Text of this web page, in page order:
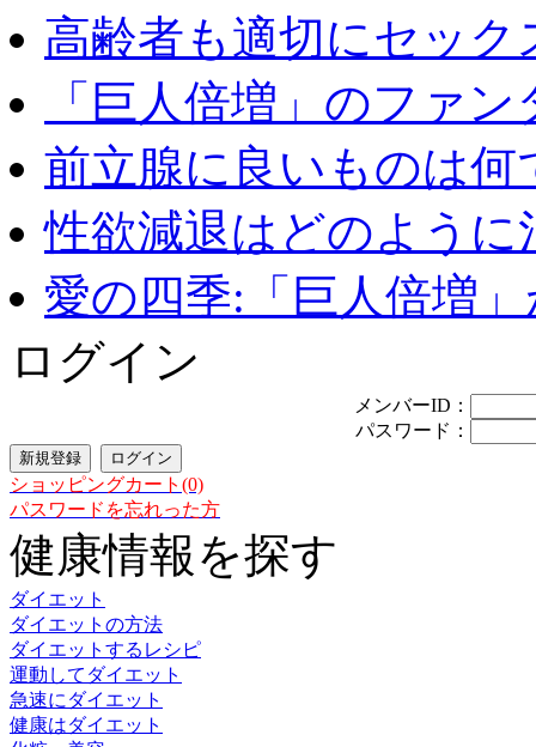
高齢者も適切にセック
「巨人倍増」のファ
前立腺に良いものは何
性欲減退はどのように
愛の四季:「巨人倍増
ログイン
メンバーID：
パスワード：
ショッピングカート(0)
パスワードを忘れった方
健康情報を探す
ダイエット
ダイエットの方法
ダイエットするレシピ
運動してダイエット
急速にダイエット
健康はダイエット